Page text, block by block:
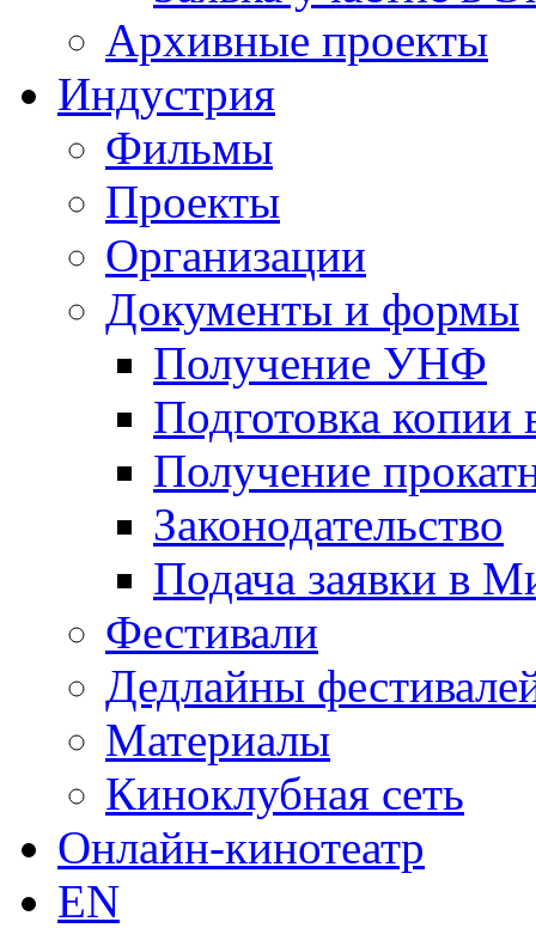
Архивные проекты
Индустрия
Фильмы
Проекты
Организации
Документы и формы
Получение УНФ
Подготовка копии
Получение
Законодательство
Подача заявки в
Фестивали
Дедлайны
Материалы
Киноклубная сеть
Онлайн-кинотеатр
EN